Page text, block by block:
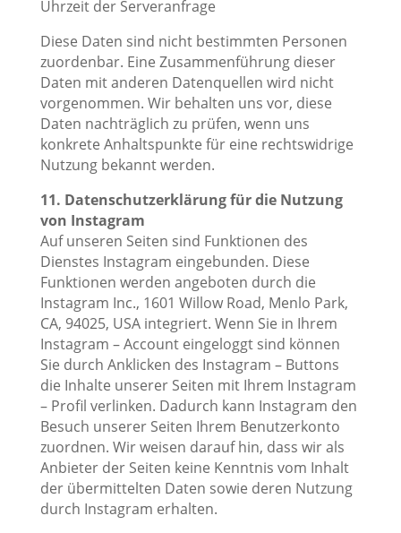
Uhrzeit der Serveranfrage
Diese Daten sind nicht bestimmten Personen
zuordenbar. Eine Zusammenführung dieser
Daten mit anderen Datenquellen wird nicht
vorgenommen. Wir behalten uns vor, diese
Daten nachträglich zu prüfen, wenn uns
konkrete Anhaltspunkte für eine rechtswidrige
Nutzung bekannt werden.
11. Datenschutzerklärung für die Nutzung
von Instagram
Auf unseren Seiten sind Funktionen des
Dienstes Instagram eingebunden. Diese
Funktionen werden angeboten durch die
Instagram Inc., 1601 Willow Road, Menlo Park,
CA, 94025, USA integriert. Wenn Sie in Ihrem
Instagram – Account eingeloggt sind können
Sie durch Anklicken des Instagram – Buttons
die Inhalte unserer Seiten mit Ihrem Instagram
– Profil verlinken. Dadurch kann Instagram den
Besuch unserer Seiten Ihrem Benutzerkonto
zuordnen. Wir weisen darauf hin, dass wir als
Anbieter der Seiten keine Kenntnis vom Inhalt
der übermittelten Daten sowie deren Nutzung
durch Instagram erhalten.